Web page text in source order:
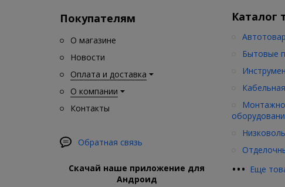
Покупателям
О магазине
Новости
Оплата и доставка
О компании
Контакты
Обратная связь
Скачай наше приложение для
Андроид
Каталог
••• Еще
Бытовые